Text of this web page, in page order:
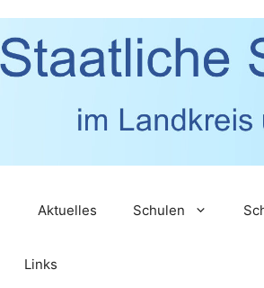
Aktuelles Schulen
Links